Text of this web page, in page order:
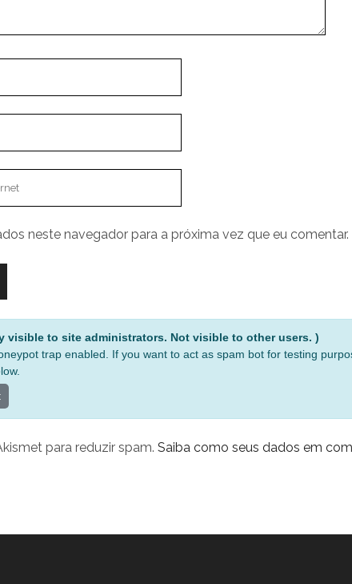
neste navegador para a próxima vez que eu comentar.
visible to site administrators. Not visible to other users. )
trap enabled. If you want to act as spam bot for testing
para reduzir spam. Saiba como seus dados em